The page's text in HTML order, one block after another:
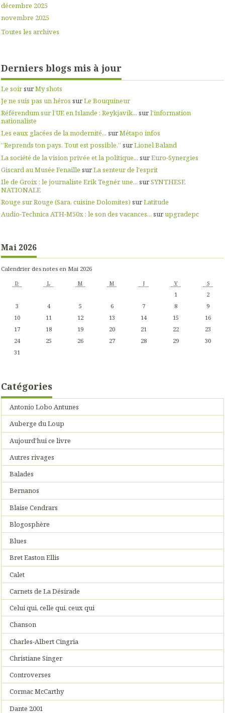
décembre 2025
novembre 2025
Toutes les archives
Derniers blogs mis à jour
Le soirsurMy shots
Je ne suis pas un héros surLe Bouquineur
Référendum sur l’UE en Islande : Reykjavik... surl'information
nationaliste
Les eaux glacées de la modernité... surMétapo infos
”Reprends ton pays. Tout est possible.” surLionel Baland
La société de la vision privée et la politique... surEuro-Synergies
Giscard au Musée Fenaille surLa senteur de l'esprit
Ile de Groix : le journaliste Erik Tegnér une... surSYNTHESE
NATIONALE
Rouge sur Rouge (Sara, cuisine Dolomites) surLatitude
Audio‑Technica ATH‑M50x : le son des vacances... surupgradepc
Mai 2026
Calendrier des notes en Mai 2026
D L M M J V S
1
2
3
4 5 6 7 8
9
10
11 12 13 14 15
16
17
18 19 20 21 22
23
24
25 26 27 28 29
30
31
Catégories
Antonio Lobo Antunes
Auberge du Loup
Aujourd'hui ce livre
Autres rivages
Balades
Bernanos
Blaise Cendrars
Blogosphère
Blues
Bret Easton Ellis
Calet
Carnets de La Désirade
Celui qui, celle qui, ceux qui
Chanson
Charles-Albert Cingria
Christiane Singer
Controverses
Cormac McCarthy
Dante 2001